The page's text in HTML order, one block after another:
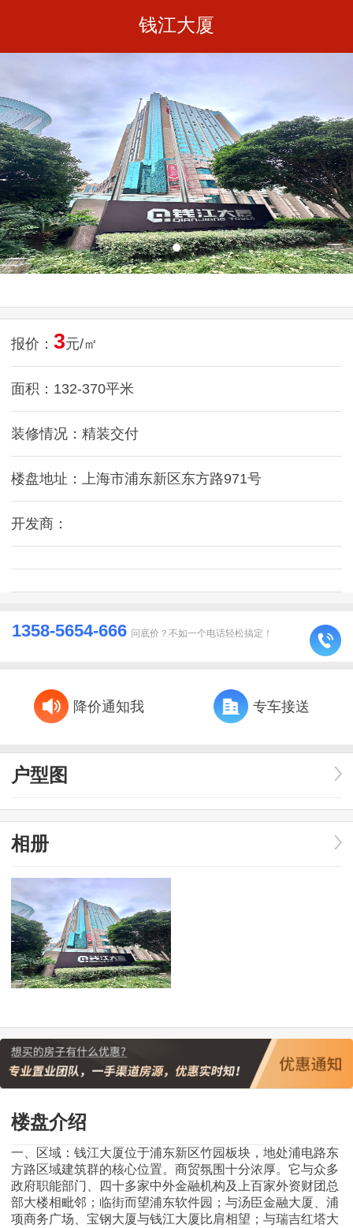
钱江大厦
报价： 3元/㎡
面积：132-370平米
装修情况：精装交付
楼盘地址：上海市浦东新区东方路971号
开发商：
1358-5654-666 问底价？不如一个电话轻松搞定！
降价通知我 专车接送
户型图
相册
楼盘介绍
一、区域：钱江大厦位于浦东新区竹园板块，地处浦电路东
方路区域建筑群的核心位置。商贸氛围十分浓厚。它与众多
政府职能部门、四十多家中外金融机构及上百家外资财团总
部大楼相毗邻；临街而望浦东软件园；与汤臣金融大厦、浦
项商务广场、宝钢大厦与钱江大厦比肩相望；与瑞吉红塔大